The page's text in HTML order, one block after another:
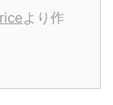
より作